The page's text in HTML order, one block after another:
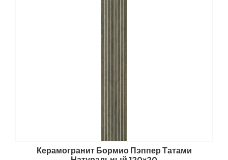
Керамогранит Бормио Пэппер Татами